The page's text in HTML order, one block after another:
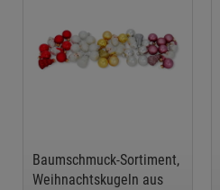
Baumschmuck-Sortiment,
Weihnachtskugeln aus